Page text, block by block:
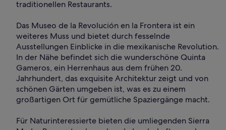
traditionellen Restaurants.
Das Museo de la Revolución en la Frontera ist ein
weiteres Muss und bietet durch fesselnde
Ausstellungen Einblicke in die mexikanische Revolution.
In der Nähe befindet sich die wunderschöne Quinta
Gameros, ein Herrenhaus aus dem frühen 20.
Jahrhundert, das exquisite Architektur zeigt und von
schönen Gärten umgeben ist, was es zu einem
großartigen Ort für gemütliche Spaziergänge macht.
Für Naturinteressierte bieten die umliegenden Sierra